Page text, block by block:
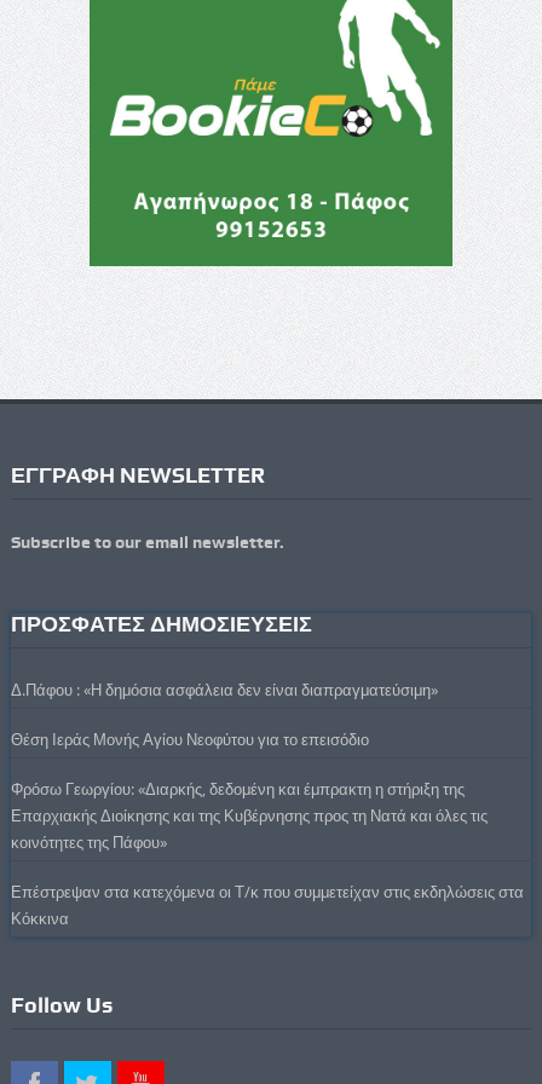
ΕΓΓΡΑΦΗ NEWSLETTER
Subscribe to our email newsletter.
ΠΡΟΣΦΑΤΕΣ ΔΗΜΟΣΙΕΥΣΕΙΣ
Δ.Πάφου : «Η δημόσια ασφάλεια δεν είναι διαπραγματεύσιμη»
Θέση Ιεράς Μονής Αγίου Νεοφύτου για το επεισόδιο
Φρόσω Γεωργίου: «Διαρκής, δεδομένη και έμπρακτη η στήριξη της
Επαρχιακής Διοίκησης και της Κυβέρνησης προς τη Νατά και όλες τις
κοινότητες της Πάφου»
Επέστρεψαν στα κατεχόμενα οι Τ/κ που συμμετείχαν στις εκδηλώσεις στα
Κόκκινα
Follow Us